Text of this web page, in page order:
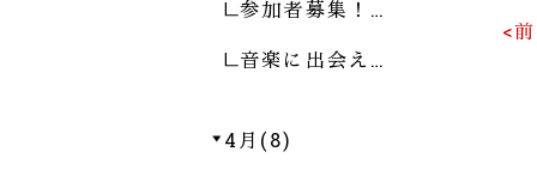
<
参加者募集！…
音楽に出会え…
4月(8)